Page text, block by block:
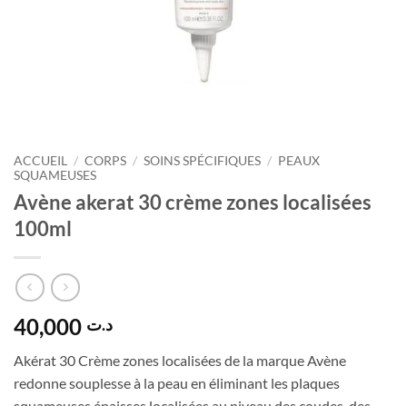
ACCUEIL / CORPS / SOINS SPÉCIFIQUES / PEAUX
SQUAMEUSES
Avène akerat 30 crème zones localisées
100ml
د.ت
Akérat 30 Crème zones localisées de la marque Avène
redonne souplesse à la peau en éliminant les plaques